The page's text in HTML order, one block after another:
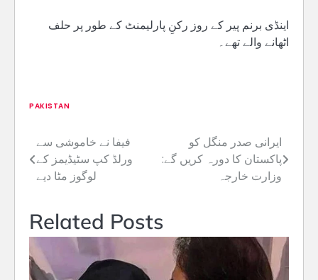
اینڈی برنم پیر کے روز رکنِ پارلیمنٹ کے طور پر حلف
اٹھانے والے تھے۔
PAKISTAN
Post
navigation
فیفا نے خاموشی سے
ورلڈ کپ سٹیڈیمز کے
لوگوز مٹا دیے
ایرانی صدر منگل کو
پاکستان کا دورہ کریں گے:
وزارت خارجہ
Related Posts